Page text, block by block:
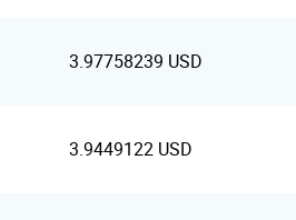
3.97758239 USD
3.9449122 USD